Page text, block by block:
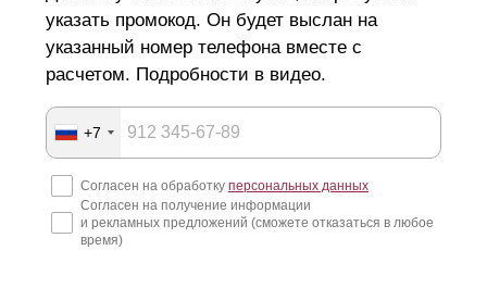
будет необходимо только принять готовую работу.
указать промокод. Он будет выслан на
указанный номер телефона вместе с
расчетом. Подробности в видео.
+7
Согласен на обработку персональных данных
Согласен на получение информации
и рекламных предложений (сможете отказаться в любое
время)